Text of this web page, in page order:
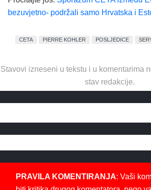
bezuvjetno- podržali samo Hrvatska i
CETA PIERRE KOHLER POSLJEDICE
Stavovi izneseni u tekstu i u komentarima
stav redakcije.
PRAVILA KOMENTIRANJA: Vaši